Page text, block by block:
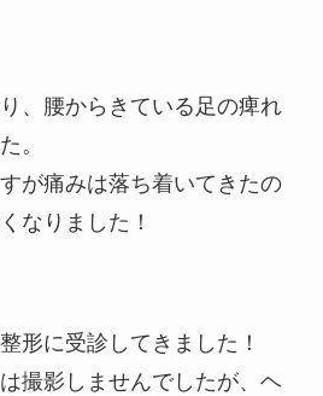
、腰からきている足の痺れ
。
が痛みは落ち着いてきたの
なりました！
形に受診してきました！
撮影しませんでしたが、ヘ